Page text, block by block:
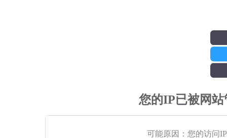
您的IP已被网
可能原因：您的访问